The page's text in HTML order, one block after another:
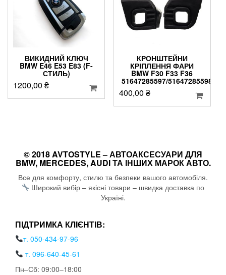
ВИКИДНИЙ КЛЮЧ
BMW E46 E53 E83 (F-
СТИЛЬ)
1200,00 ₴
КРОНШТЕЙНИ
КРІПЛЕННЯ ФАРИ
BMW F30 F33 F36
51647285597/51647285598
400,00 ₴
© 2018 AVTOSTYLE – АВТОАКСЕСУАРИ ДЛЯ
BMW, MERCEDES, AUDI ТА ІНШИХ МАРОК АВТО.
Все для комфорту, стилю та безпеки вашого автомобіля.
Широкий вибір – якісні товари – швидка доставка по
Україні.
ПІДТРИМКА КЛІЄНТІВ:
т. 050-434-97-96
т. 096-640-45-61
Пн–Сб: 09:00–18:00